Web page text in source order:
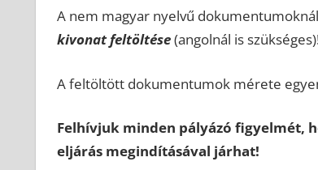
A nem magyar nyelvű
kivonatfeltöltése(angolnál is
A feltöltött dokumentumok mérete
Felhívjuk minden pályázó figyelmét,
eljárás megindításával járhat!